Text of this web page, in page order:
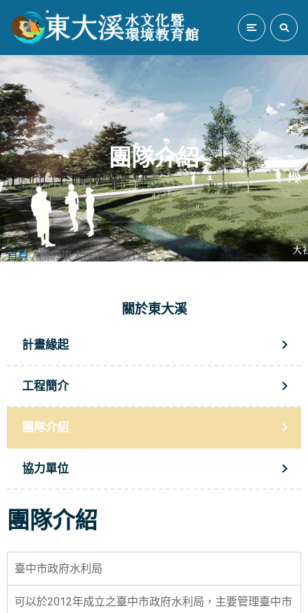
團隊介紹
首頁/ 關於東大溪 / 團隊介紹
關於東大溪
計畫緣起
工程簡介
團隊介紹
協力單位
團隊介紹
臺中市政府水利局
可以於2012年成立之臺中市政府水利局，主要管理臺中市